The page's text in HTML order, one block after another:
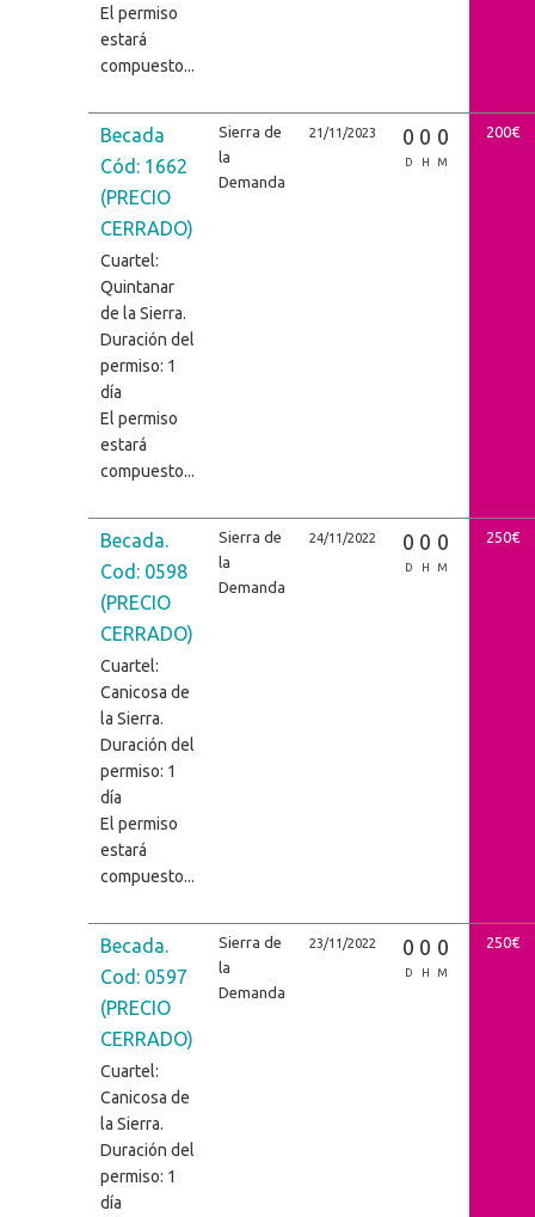
El permiso
estará
compuesto...
Becada
Cód: 1662
(PRECIO
CERRADO)
Cuartel:
Quintanar
de la Sierra.
Duración del
permiso: 1
día
El permiso
estará
compuesto...
Sierra de
la
Demanda
21/11/2023 0
D
0
H
0
M
200€
Becada.
Cod: 0598
(PRECIO
CERRADO)
Cuartel:
Canicosa de
la Sierra.
Duración del
permiso: 1
día
El permiso
estará
compuesto...
Sierra de
la
Demanda
24/11/2022 0
D
0
H
0
M
250€
Becada.
Cod: 0597
(PRECIO
CERRADO)
Cuartel:
Canicosa de
la Sierra.
Duración del
permiso: 1
día
Sierra de
la
Demanda
23/11/2022 0
D
0
H
0
M
250€